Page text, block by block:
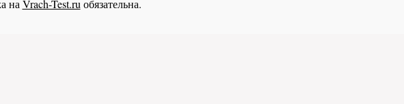
наVrach-Test.ruобязательна.